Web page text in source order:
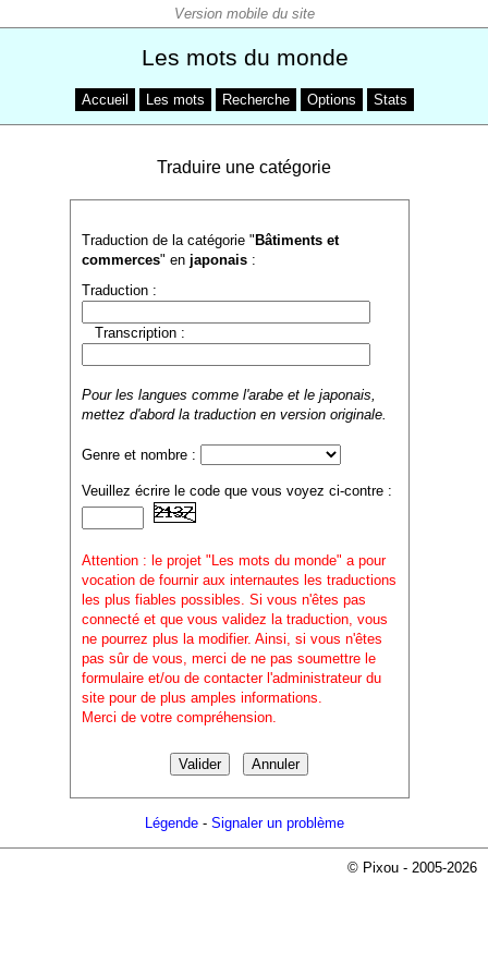
Les mots du monde
Accueil Les mots Recherche Options Stats
Traduire une catégorie
Traduction de la catégorie " Bâtiments et
commerces" en japonais:
Traduction :
Transcription :
Pour les langues comme l'arabe et le japonais,
mettez d'abord la traduction en version originale.
Genre et nombre :
Veuillez écrire le code que vous voyez ci-contre :
Attention : le projet "Les mots du monde" a pour
vocation de fournir aux internautes les traductions
les plus fiables possibles. Si vous n'êtes pas
connecté et que vous validez la traduction, vous
ne pourrez plus la modifier. Ainsi, si vous n'êtes
pas sûr de vous, merci de ne pas soumettre le
formulaire et/ou de contacter l'administrateur du
site pour de plus amples informations.
Merci de votre compréhension.
Légende- Signaler un problème
© Pixou - 2005-2026